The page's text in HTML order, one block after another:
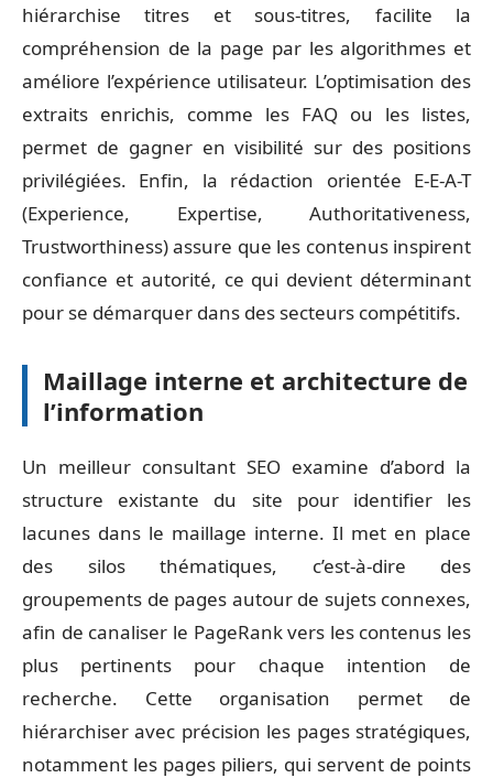
hiérarchise titres et sous-titres, facilite la
compréhension de la page par les algorithmes et
améliore l’expérience utilisateur. L’optimisation des
extraits enrichis, comme les FAQ ou les listes,
permet de gagner en visibilité sur des positions
privilégiées. Enfin, la rédaction orientée E-E-A-T
(Experience, Expertise, Authoritativeness,
Trustworthiness) assure que les contenus inspirent
confiance et autorité, ce qui devient déterminant
pour se démarquer dans des secteurs compétitifs.
Maillage interne et architecture de
l’information
Un meilleur consultant SEO examine d’abord la
structure existante du site pour identifier les
lacunes dans le maillage interne. Il met en place
des silos thématiques, c’est-à-dire des
groupements de pages autour de sujets connexes,
afin de canaliser le PageRank vers les contenus les
plus pertinents pour chaque intention de
recherche. Cette organisation permet de
hiérarchiser avec précision les pages stratégiques,
notamment les pages piliers, qui servent de points